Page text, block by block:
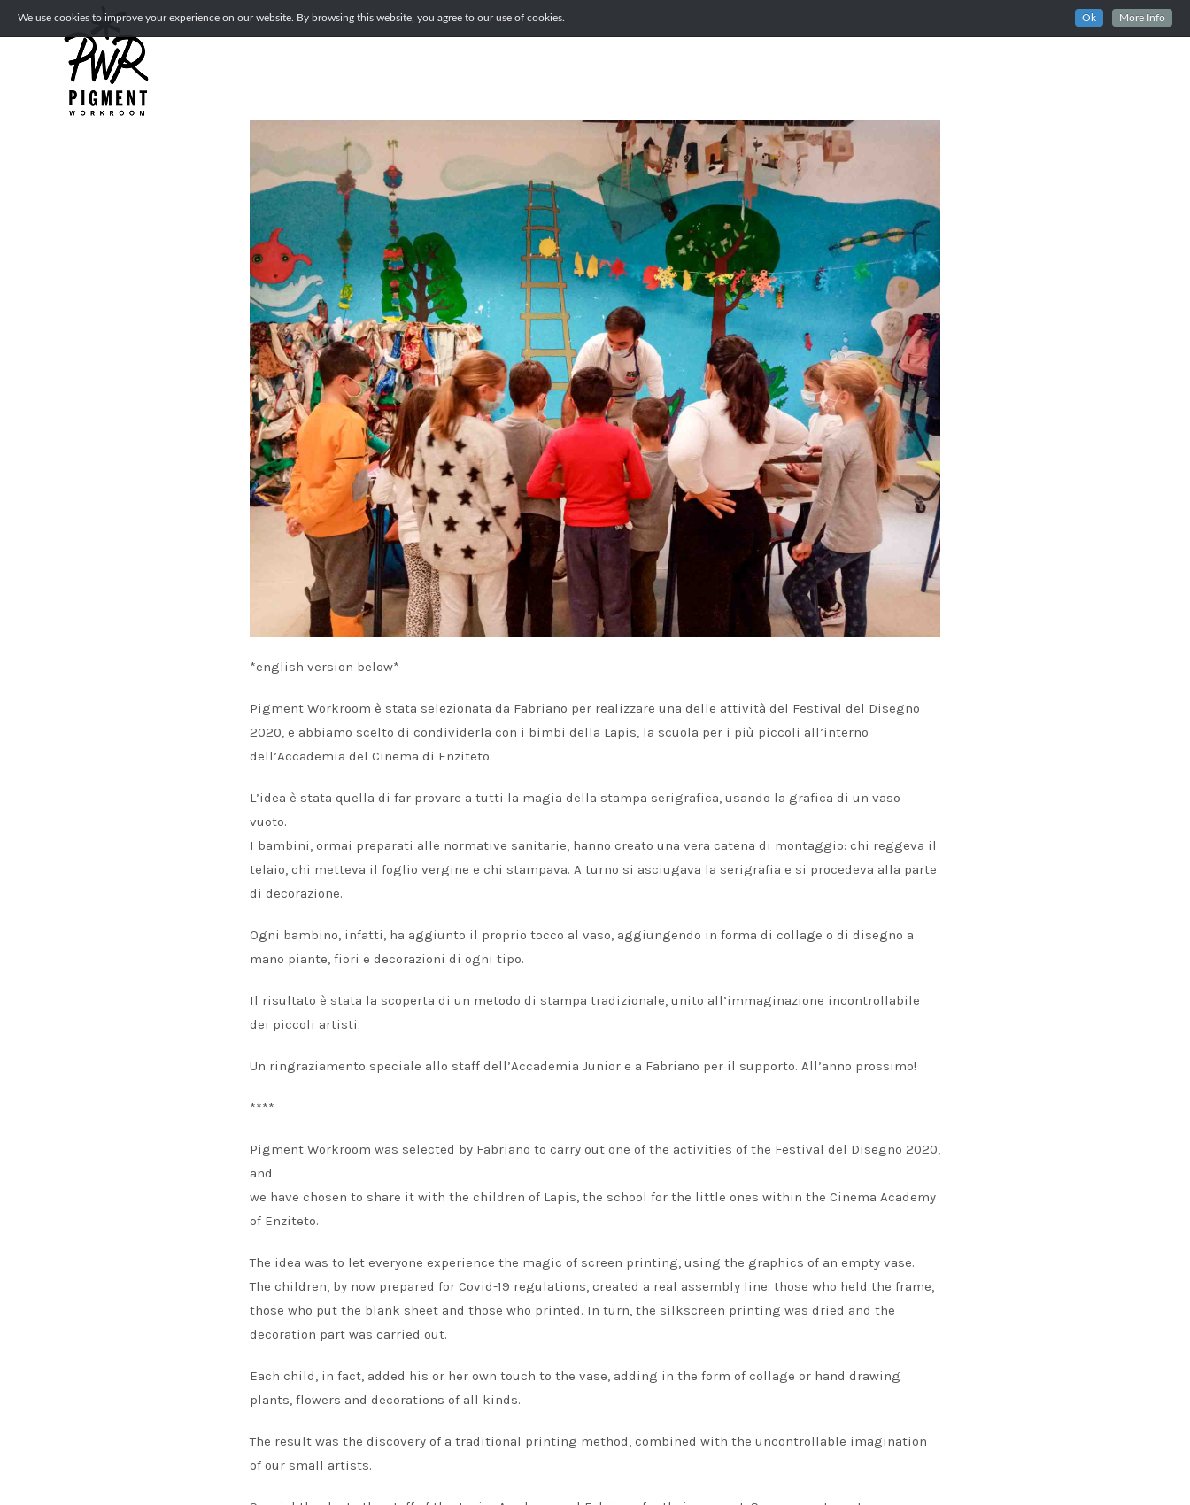
*english version below*
Pigment Workroom è stata selezionata da Fabriano per realizzare una delle attività del Festival del Disegno
2020, e abbiamo scelto di condividerla con i bimbi della Lapis, la scuola per i più piccoli all’interno
dell’Accademia del Cinema di Enziteto.
L’idea è stata quella di far provare a tutti la magia della stampa serigrafica, usando la grafica di un vaso
vuoto.
I bambini, ormai preparati alle normative sanitarie, hanno creato una vera catena di montaggio: chi reggeva il
telaio, chi metteva il foglio vergine e chi stampava. A turno si asciugava la serigrafia e si procedeva alla parte
di decorazione.
Ogni bambino, infatti, ha aggiunto il proprio tocco al vaso, aggiungendo in forma di collage o di disegno a
mano piante, fiori e decorazioni di ogni tipo.
Il risultato è stata la scoperta di un metodo di stampa tradizionale, unito all’immaginazione incontrollabile
dei piccoli artisti.
Un ringraziamento speciale allo staff dell’Accademia Junior e a Fabriano per il supporto. All’anno prossimo!
****
Pigment Workroom was selected by Fabriano to carry out one of the activities of the Festival del Disegno 2020,
and
we have chosen to share it with the children of Lapis, the school for the little ones within the Cinema Academy
of Enziteto.
The idea was to let everyone experience the magic of screen printing, using the graphics of an empty vase.
The children, by now prepared for Covid-19 regulations, created a real assembly line: those who held the frame,
those who put the blank sheet and those who printed. In turn, the silkscreen printing was dried and the
decoration part was carried out.
Each child, in fact, added his or her own touch to the vase, adding in the form of collage or hand drawing
plants, flowers and decorations of all kinds.
The result was the discovery of a traditional printing method, combined with the uncontrollable imagination
of our small artists.
We use cookies to improve your experience on our website. By browsing this website, you agree to our use of cookies. Ok More Info